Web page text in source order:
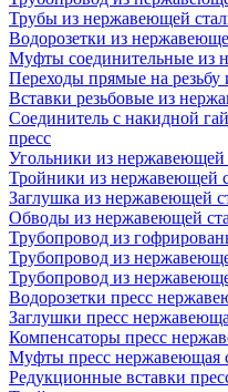
Трубы из нержавеющей
Водорозетки из
Муфты соединительные из
Переходы прямые на
Вставки резьбовые из
Соединитель с накидной
пресс
Угольники из нержавеющей
Тройники из нержавеющей
Заглушка из нержавеющей
Обводы из нержавеющей
Трубопровод из
Трубопровод из
Трубопровод из
Водорозетки пресс
Заглушки пресс
Компенсаторы пресс
Муфты пресс нержавеющая
Редукционные вставки